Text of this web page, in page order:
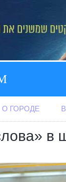
О ГОРОДЕ
в